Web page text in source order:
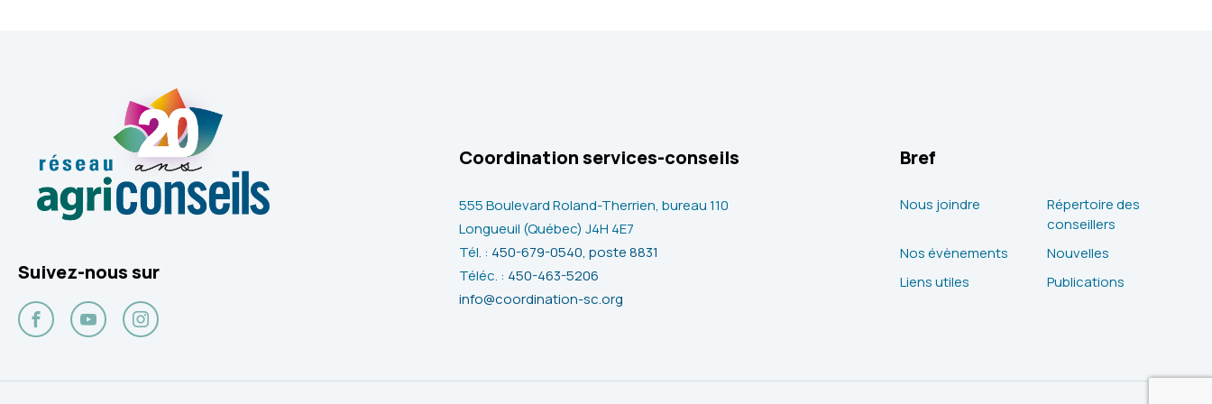
Suivez-nous sur
FacebookYouTubeInstagram
Coordination services-conseils
555 Boulevard Roland-Therrien, bureau 110
Longueuil (Québec) J4H 4E7
Tél. : 450-679-0540, poste 8831
Téléc. : 450-463-5206
info@coordination-sc.org
Bref
Nous joindre
Répertoire des
conseillers
Nos évènements
Nouvelles
Liens utiles
Publications